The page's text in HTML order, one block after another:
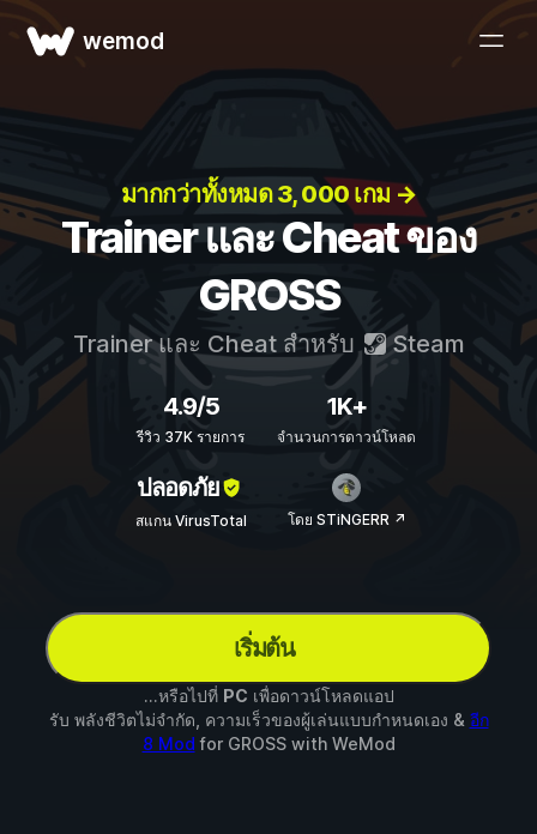
wemod
มากกว่าทั้งหมด 3, 000 เกม →
Trainer และ Cheat ของ
GROSS
Trainer และ Cheat สำหรับ Steam
4.9/5
รีวิว 37K รายการ
1K+
จำนวนการดาวน์โหลด
ปลอดภัย
สแกน VirusTotal โดย STiNGERR ↗
เริ่มต้น
...หรือไปที่ PC เพื่อดาวน์โหลดแอป
รับ พลังชีวิตไม่จำกัด, ความเร็วของผู้เล่นแบบกำหนดเอง & อีก
8 Mod for GROSSwith WeMod